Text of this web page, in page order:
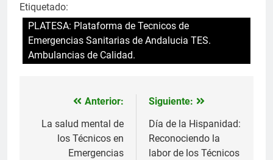
Etiquetado:
PLATESA: Plataforma de Tecnicos de
Emergencias Sanitarias de Andalucia TES.
Ambulancias de Calidad.
Navegación
de
entradas
Anterior:
La salud mental de
los Técnicos en
Emergencias
Siguiente:
Día de la Hispanidad:
Reconociendo la
labor de los Técnicos